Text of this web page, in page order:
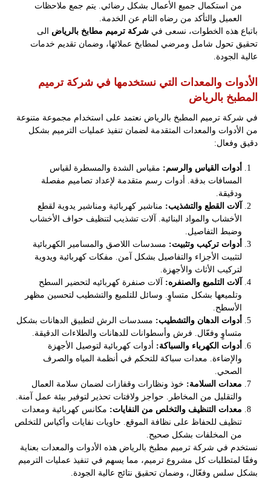
من استكمال جميع الأعمال بشكل رضائي. يتم جمع ملاحظات
العميل والتأكد من رضاه التام عن الخدمة.
باتباع هذه الخطوات، نسعى فيشركة ترميم مطابخ بالرياض الى
تحقيق تحول شامل ومرضي لمطابخ عملائها، وضمان تقديم خدمات
عالية الجودة.
الأدوات والمعدات التي نستخدمها في شركة ترميم
المطبخ بالرياض
في شركة ترميم المطبخ بالرياض نعتمد على استخدام مجموعة متنوعة
من الأدوات والمعدات المتقدمة لضمان تنفيذ عمليات الترميم بشكل
دقيق وفعال:
أدوات القياس والرسم: مقياس الشدة والمسطرة لقياس
المسافات بدقة. أدوات رسم متقدمة لإعداد تصاميم مفصلة
ودقيقة.
آلات القطع والتشذيب: مناشير كهربائية ومناشير يدوية لقطع
الأخشاب والمواد البنائية. آلات تشذيب لتنظيف حواف الأخشاب
وضبط التفاصيل.
أدوات تركيب وتثبيت: مسدسات اللاصق والمسامير الكهربائية
لتثبيت الأجزاء والتفاصيل بشكل آمن. مفكات كهربائية ويدوية
لتركيب الأثاث والأجهزة.
آلات التلميع والصنفره: آلات صنفرة كهربائيه لتحضير السطح
وتلميعها بشكل متساوٍ. وسائل للتلميع والتشطيب لتحسين مظهر
الأسطح.
أدوات الدهان والتشطيب: مسدسات الرش لتطبيق الدهانات بشكل
متساوٍ وفعّال. فرش وأسطوانات للدهانات والطلاءات الدقيقة.
أدوات الكهرباء والسباكة: أدوات كهربائية لتوصيل الأجهزة
والإضاءة. معدات سباكة للتحكم في أنظمة المياه والصرف
الصحي.
معدات السلامة: خوذ ونظارات وقفازات لضمان سلامة العمال
والتقليل من المخاطر. حواجز ولافتات تحذير لتوفير بيئة عمل آمنة.
معدات التنظيف والتخلص من النفايات: مكانس كهربائية ومعدات
تنظيف للحفاظ على نظافة الموقع. حاويات نفايات وأكياس للتخلص
من المخلفات بشكل صحيح.
نستخدم في شركة ترميم مطبخ بالرياض هذه الأدوات والمعدات بعناية
وفقًا لمتطلبات كل مشروع ترميم، مما يسهم في تنفيذ عمليات الترميم
بشكل سلس وفعّال، وضمان تحقيق نتائج عالية الجودة.